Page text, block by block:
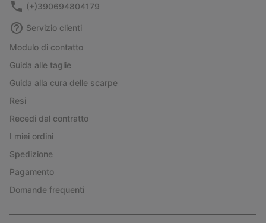
(+)390694804179
Servizio clienti
Modulo di contatto
Guida alle taglie
Guida alla cura delle scarpe
Resi
Recedi dal contratto
I miei ordini
Spedizione
Pagamento
Domande frequenti